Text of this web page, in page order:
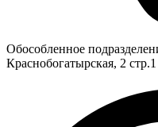
Обособленное
Краснобогатырская, 2 стр.1